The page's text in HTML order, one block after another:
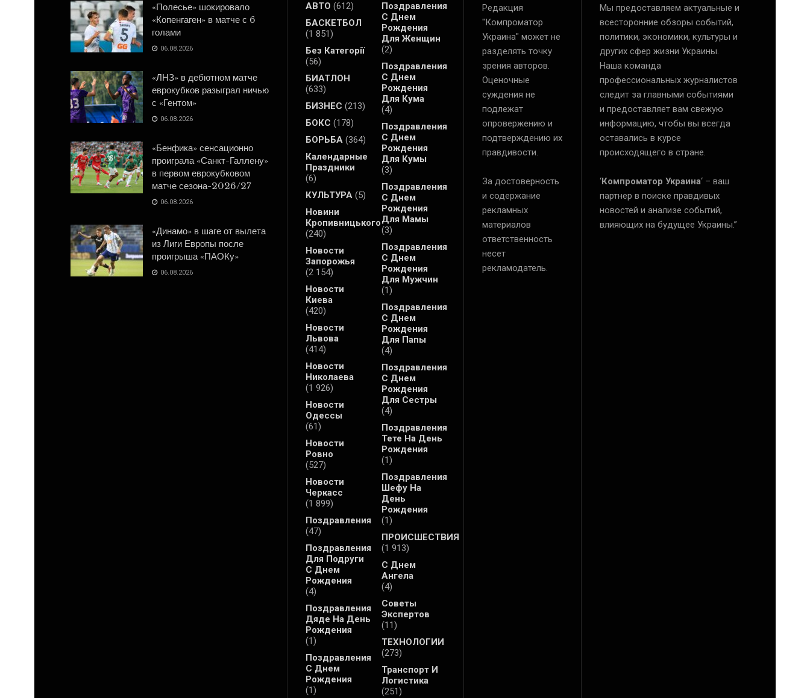
«Полесье» шокировало
«Копенгаген» в матче с 6
голами
06.08.2026
«ЛНЗ» в дебютном матче
еврокубков разыграл ничью
с «Гентом»
06.08.2026
«Бенфика» сенсационно
проиграла «Санкт-Галлену»
в первом еврокубковом
матче сезона-2026/27
06.08.2026
«Динамо» в шаге от вылета
из Лиги Европы после
проигрыша «ПАОКу»
06.08.2026
АВТО (612)
БАСКЕТБОЛ
(1 851)
Без Категорії
(56)
БИАТЛОН
(633)
БИЗНЕС (213)
БОКС (178)
БОРЬБА (364)
Календарные
Праздники
(6)
КУЛЬТУРА (5)
Новини
Кропивницького
(240)
Новости
Запорожья
(2 154)
Новости
Киева
(420)
Новости
Львова
(414)
Новости
Николаева
(1 926)
Новости
Одессы
(61)
Новости
Ровно
(527)
Новости
Черкасс
(1 899)
Поздравления
(47)
Поздравления
Для Подруги
С Днем
Рождения
(4)
Поздравления
Дяде На День
Рождения
(1)
Поздравления
С Днем
Рождения
(1)
Поздравления
С Днем
Рождения
Для Женщин
(2)
Поздравления
С Днем
Рождения
Для Кума
(4)
Поздравления
С Днем
Рождения
Для Кумы
(3)
Поздравления
С Днем
Рождения
Для Мамы
(3)
Поздравления
С Днем
Рождения
Для Мужчин
(1)
Поздравления
С Днем
Рождения
Для Папы
(4)
Поздравления
С Днем
Рождения
Для Сестры
(4)
Поздравления
Тете На День
Рождения
(1)
Поздравления
Шефу На
День
Рождения
(1)
ПРОИСШЕСТВИЯ
(1 913)
С Днем
Ангела
(4)
Советы
Экспертов
(11)
ТЕХНОЛОГИИ
(273)
Транспорт И
Логистика
(251)
Редакция
"Компроматор
Украина" может не
разделять точку
зрения авторов.
Оценочные
суждения не
подлежат
опровержению и
подтверждению их
правдивости.
За достоверность
и содержание
рекламных
материалов
ответственность
несет
рекламодатель.
Мы предоставляем актуальные и
всесторонние обзоры событий,
политики, экономики, культуры и
других сфер жизни Украины.
Наша команда
профессиональных журналистов
следит за главными событиями
и предоставляет вам свежую
информацию, чтобы вы всегда
оставались в курсе
происходящего в стране.
‘Компроматор Украина‘ – ваш
партнер в поиске правдивых
новостей и анализе событий,
влияющих на будущее Украины.”